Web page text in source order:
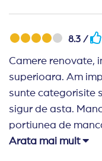
si aproape de mare
8.3 /
Camere renovate,
superioara. Am
sunte categorisite
sigur de asta.
portiunea de
mari pe afara unde
Arata mai mult